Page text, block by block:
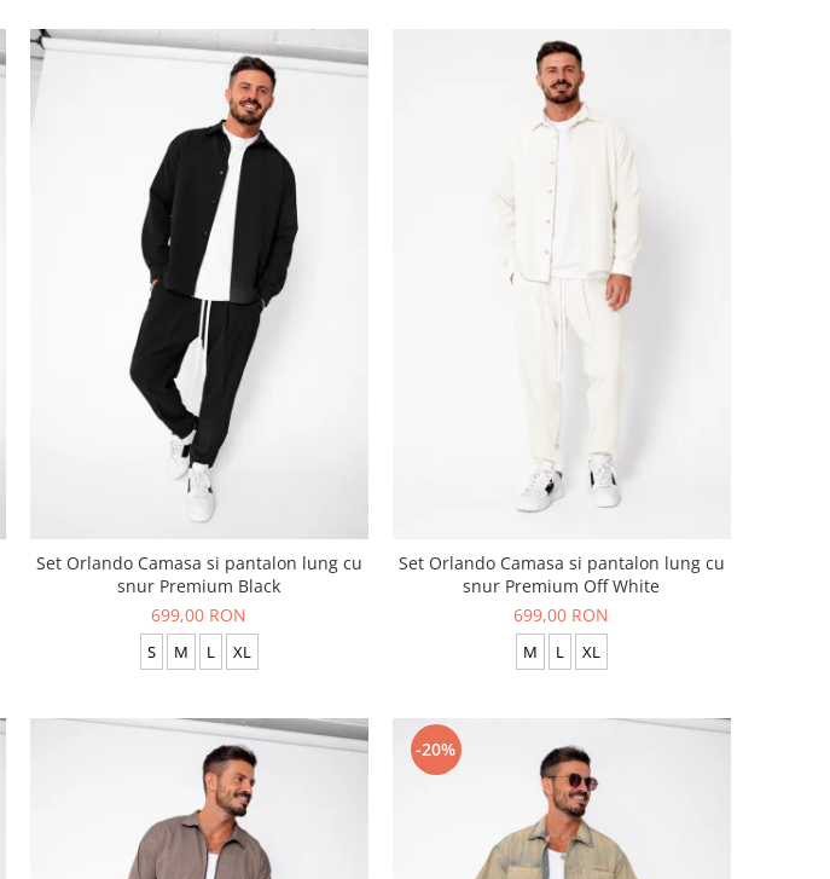
Set Orlando Camasa si pantalon lung cu
snur Premium Black
699,00 RON
S M L XL
Set Orlando Camasa si pantalon lung cu
snur Premium Off White
699,00 RON
M L XL
-20%